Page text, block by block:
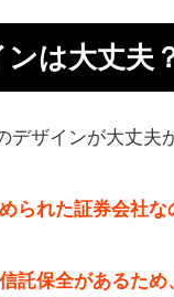
な
ンは大丈夫
ザインが大丈夫
られた証券会社
信託保全があるた